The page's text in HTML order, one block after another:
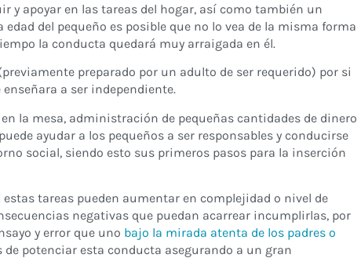
y apoyar en las tareas del hogar, así como también un
del pequeño es posible que no lo vea de la misma forma
la conducta quedará muy arraigada en él.
preparado por un adulto de ser requerido) por si
a ser independiente.
la mesa, administración de pequeñas cantidades de dinero
ayudar a los pequeños a ser responsables y conducirse
social, siendo esto sus primeros pasos para la inserción
tareas pueden aumentar en complejidad o nivel de
negativas que puedan acarrear incumplirlas, por
y error que uno bajo la mirada atenta de los padres o
de potenciar esta conducta asegurando a un gran